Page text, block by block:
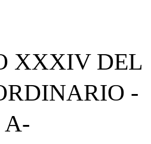
XXXIV DEL
-
A-